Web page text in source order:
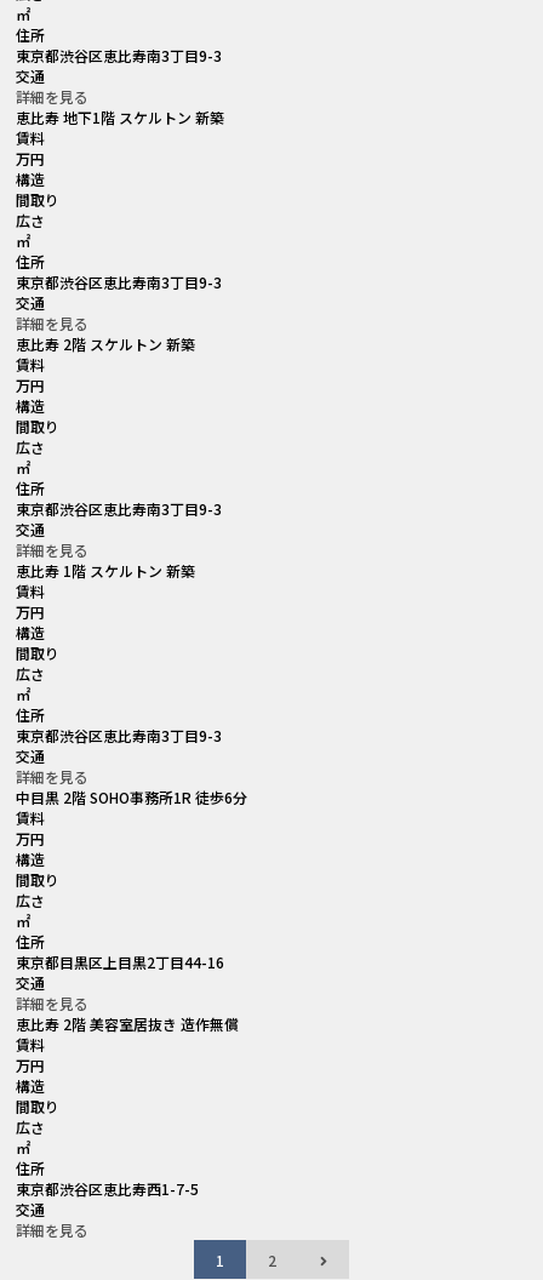
㎡
住所
東京都渋谷区恵比寿南3丁目9-3
交通
詳細を見る
恵比寿 地下1階 スケルトン 新築
賃料
万円
構造
間取り
広さ
㎡
住所
東京都渋谷区恵比寿南3丁目9-3
交通
詳細を見る
恵比寿 2階 スケルトン 新築
賃料
万円
構造
間取り
広さ
㎡
住所
東京都渋谷区恵比寿南3丁目9-3
交通
詳細を見る
恵比寿 1階 スケルトン 新築
賃料
万円
構造
間取り
広さ
㎡
住所
東京都渋谷区恵比寿南3丁目9-3
交通
詳細を見る
中目黒 2階 SOHO事務所1R 徒歩6分
賃料
万円
構造
間取り
広さ
㎡
住所
東京都目黒区上目黒2丁目44-16
交通
詳細を見る
恵比寿 2階 美容室居抜き 造作無償
賃料
万円
構造
間取り
広さ
㎡
住所
東京都渋谷区恵比寿西1-7-5
交通
詳細を見る
1
2